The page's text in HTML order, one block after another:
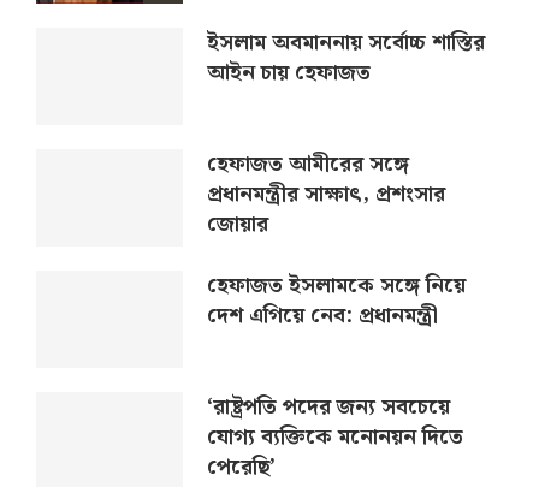
ইসলাম অবমাননায় সর্বোচ্চ শাস্তির
আইন চায় হেফাজত
হেফাজত আমীরের সঙ্গে
প্রধানমন্ত্রীর সাক্ষাৎ, প্রশংসার
জোয়ার
হেফাজত ইসলামকে সঙ্গে নিয়ে
দেশ এগিয়ে নেব: প্রধানমন্ত্রী
‘রাষ্ট্রপতি পদের জন্য সবচেয়ে
যোগ্য ব্যক্তিকে মনোনয়ন দিতে
পেরেছি’